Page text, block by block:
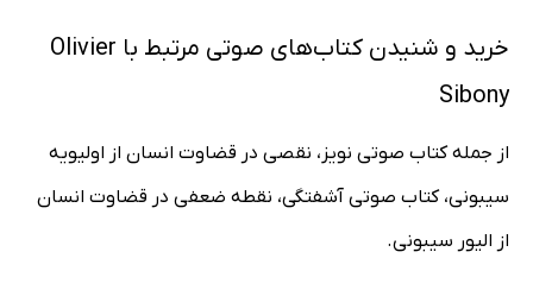
خرید و شنیدن کتاب‌های صوتی مرتبط با Olivier
Sibony
از جمله کتاب صوتی نویز، نقصی در قضاوت انسان از اولیویه
سیبونی، کتاب صوتی آشفتگی، نقطه ضعفی در قضاوت انسان
از الیور سیبونی.